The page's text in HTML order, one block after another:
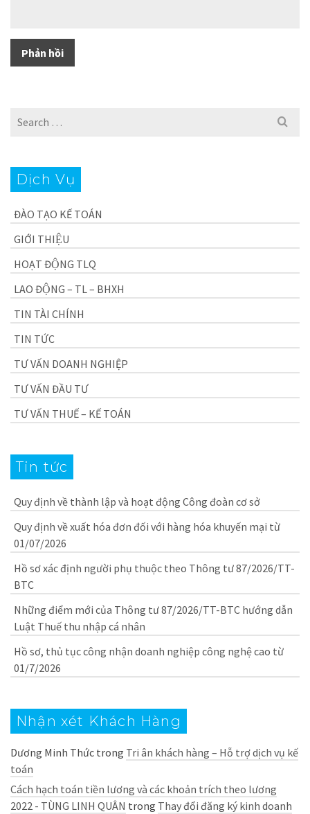
Search
Dịch Vụ
ĐÀO TẠO KẾ TOÁN
GIỚI THIỆU
HOẠT ĐỘNG TLQ
LAO ĐỘNG – TL – BHXH
TIN TÀI CHÍNH
TIN TỨC
TƯ VẤN DOANH NGHIỆP
TƯ VẤN ĐẦU TƯ
TƯ VẤN THUẾ – KẾ TOÁN
Tin tức
Quy định về thành lập và hoạt động Công đoàn cơ sở
Quy định về xuất hóa đơn đối với hàng hóa khuyến mại từ
01/07/2026
Hồ sơ xác định người phụ thuộc theo Thông tư 87/2026/TT-
BTC
Những điểm mới của Thông tư 87/2026/TT-BTC hướng dẫn
Luật Thuế thu nhập cá nhân
Hồ sơ, thủ tục công nhận doanh nghiệp công nghệ cao từ
01/7/2026
Nhận xét Khách Hàng
Dương Minh Thức trong Tri ân khách hàng – Hỗ trợ dịch vụ kế
toán
Cách hạch toán tiền lương và các khoản trích theo lương
2022 - TÙNG LINH QUÂN trong Thay đổi đăng ký kinh doanh